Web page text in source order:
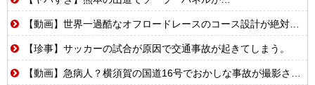
【動画】世界一過酷なオフロードレースのコース設計が絶対におかしい（笑）
【珍事】サッカーの試合が原因で交通事故が起きてしまう。
【動画】急病人？横須賀の国道16号でおかしな事故が撮影される。